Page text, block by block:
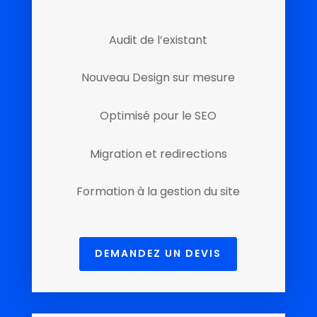
Audit de l’existant
Nouveau Design sur mesure
Optimisé pour le SEO
Migration et redirections
Formation à la gestion du site
DEMANDEZ UN DEVIS